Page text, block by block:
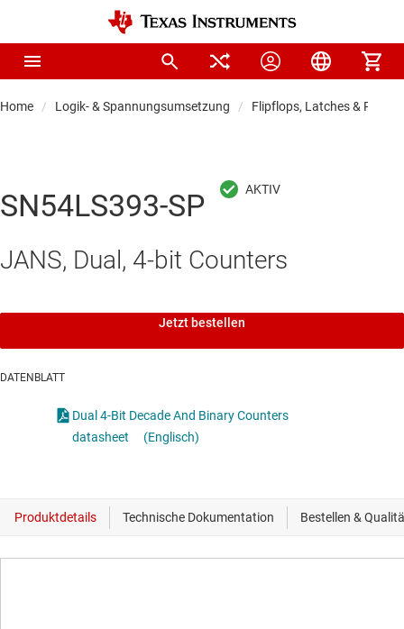
Home Logik- & Spannungsumsetzung Flipflops, Latches &
SN54LS393-SP
JANS, Dual, 4-bit Counters
Jetzt bestellen
DATENBLATT
Dual 4-Bit Decade And Binary Counters
datasheet
(Englisch)